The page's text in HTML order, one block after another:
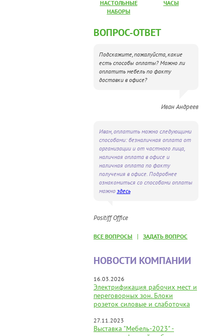
НАСТОЛЬНЫЕ
НАБОРЫ
ЧАСЫ
ВОПРОС-ОТВЕТ
Подскажите, пожалуйста, какие
есть способы оплаты? Можно ли
оплатить мебель по факту
доставки в офисе?
Иван Андреев
Иван, оплатить можно следующими
способами: безналичная оплата от
организации и от частного лица,
наличная оплата в офисе и
наличная оплата по факту
получения в офисе. Подробнее
ознакомиться со способами оплаты
можно здесь
Positiff Office
ВСЕ ВОПРОСЫ | ЗАДАТЬ ВОПРОС
НОВОСТИ КОМПАНИИ
16.03.2026
Электрификация рабочих мест и
переговорных зон. Блоки
розеток силовые и слаботочка
27.11.2023
Выставка "Мебель-2023" -